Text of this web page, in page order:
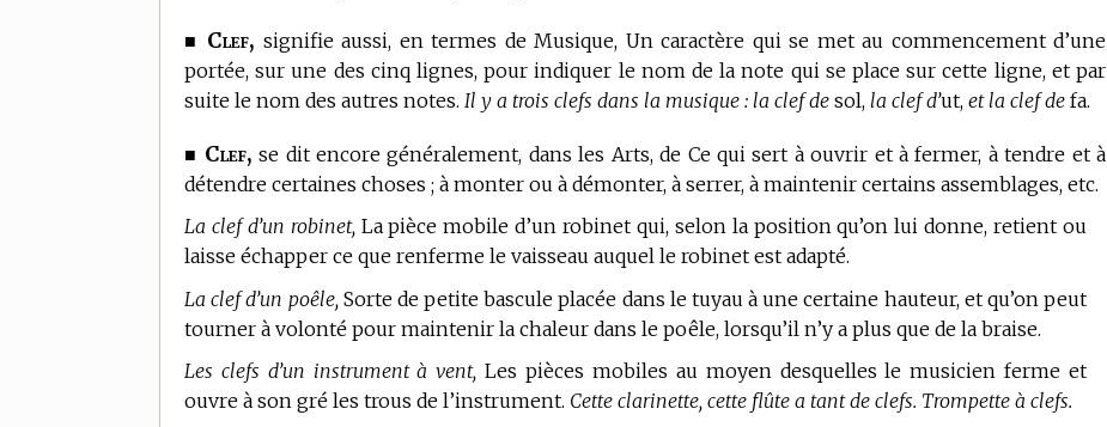
■ Clef, signifie aussi, entermes de Musique, Un caractère qui se met au commencement d’une
portée, sur une des cinq lignes, pour indiquer le nom de la note qui se place sur cette ligne, et par
suite le nom des autres notes. Il y a trois clefs dans la musique : la clef de sol, la clef d’ut, et la clef de fa.
■ Clef, se dit encore généralement, dans les Arts, de Ce qui sert à ouvrir et à fermer, à tendre et à
détendre certaines choses ; à monter ou à démonter, à serrer, à maintenir certains assemblages, etc.
La clef d’un robinet,La pièce mobile d’un robinet qui, selon la position qu’on lui donne, retient ou
laisse échapper ce que renferme le vaisseau auquel le robinet est adapté.
La clef d’un poêle, Sorte de petite bascule placée dans le tuyau à une certaine hauteur, et qu’on peut
tourner à volonté pour maintenir la chaleur dans le poêle, lorsqu’il n’y a plus que de la braise.
Les clefs d’un instrument à vent, Les pièces mobiles au moyen desquelles le musicien ferme et
ouvre à son gré les trous de l’instrument. Cette clarinette, cette flûte a tant de clefs. Trompette à clefs.